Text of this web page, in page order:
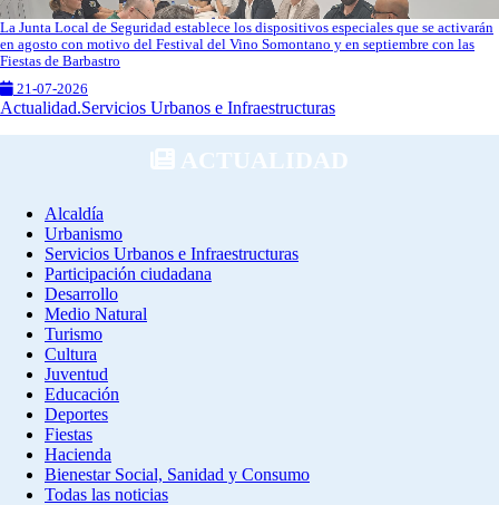
La Junta Local de Seguridad establece los dispositivos especiales que se activarán
en agosto con motivo del Festival del Vino Somontano y en septiembre con las
Fiestas de Barbastro
21-07-2026
Actualidad.Servicios Urbanos e Infraestructuras
ACTUALIDAD
Alcaldía
Urbanismo
Servicios Urbanos e Infraestructuras
Participación ciudadana
Desarrollo
Medio Natural
Turismo
Cultura
Juventud
Educación
Deportes
Fiestas
Hacienda
Bienestar Social, Sanidad y Consumo
Todas las noticias